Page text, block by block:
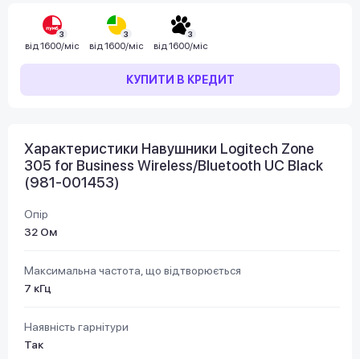
3
від 1600/міс
3
від 1600/міс
3
від 1600/міс
КУПИТИ В КРЕДИТ
Характеристики Навушники Logitech Zone
305 for Business Wireless/Bluetooth UC Black
(981-001453)
Опір
32 Ом
Максимальна частота, що відтворюється
7 кГц
Наявність гарнітури
Так